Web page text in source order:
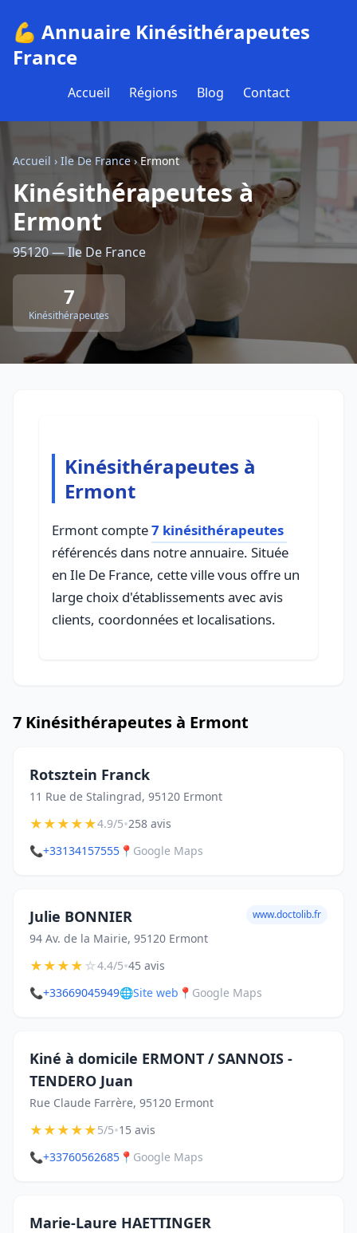
💪 Annuaire Kinésithérapeutes
France
Accueil Régions Blog Contact
Accueil › Ile De France›Ermont
Kinésithérapeutes à
Ermont
95120 — Ile De France
7
Kinésithérapeutes
Kinésithérapeutes à
Ermont
Ermont compte7 kinésithérapeutes
référencés dans notre annuaire. Située
en Ile De France, cette ville vous offre un
large choix d'établissements avec avis
clients, coordonnées et localisations.
7 Kinésithérapeutes à Ermont
Rotsztein Franck
11 Rue de Stalingrad, 95120 Ermont
★★★★★4.9/5•258 avis
📞+33134157555 📍 Google Maps
Julie BONNIER
94 Av. de la Mairie, 95120 Ermont
www.doctolib.fr
★★★★☆4.4/5•45 avis
📞+33669045949🌐Site web 📍 Google Maps
Kiné à domicile ERMONT / SANNOIS -
TENDERO Juan
Rue Claude Farrère, 95120 Ermont
★★★★★5/5•15 avis
📞+33760562685 📍 Google Maps
Marie-Laure HAETTINGER